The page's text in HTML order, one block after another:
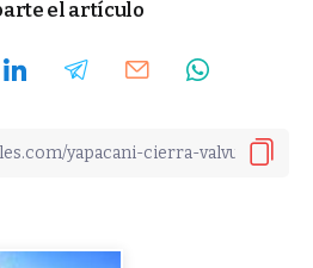
el artículo